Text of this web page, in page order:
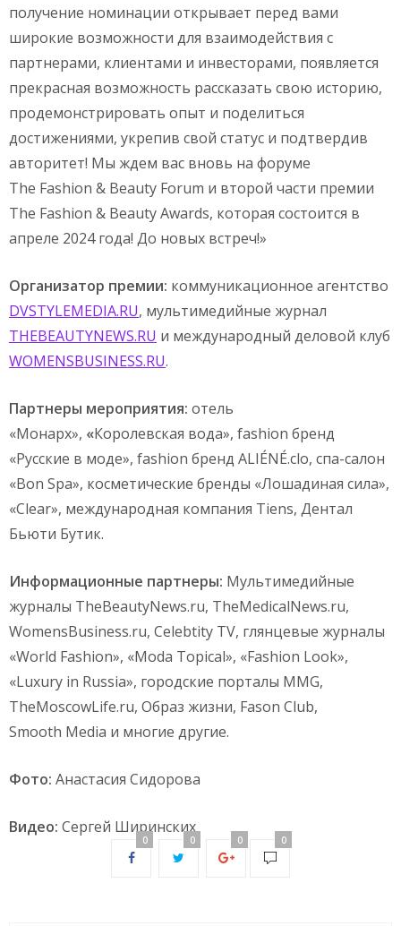
получение номинации открывает перед вами
широкие возможности для взаимодействия с
партнерами, клиентами и инвесторами, появляется
прекрасная возможность рассказать свою историю,
продемонстрировать опыт и поделиться
достижениями, укрепив свой статус и подтвердив
авторитет! Мы ждем вас вновь на форуме
The Fashion & Beauty Forum и второй части премии
The Fashion & Beauty Awards, которая состоится в
апреле 2024 года! До новых встреч!»
Организатор премии: коммуникационное агентство
DVSTYLEMEDIA.RU, мультимедийные журнал
THEBEAUTYNEWS.RU и международный деловой клуб
WOMENSBUSINESS.RU.
Партнеры мероприятия: отель
«Монарх», «Королевская вода», fashion бренд
«Русские в моде», fashion бренд ALIÉNÉ.clo, спа-салон
«Bon Spa», косметические бренды «Лошадиная сила»,
«Clear», международная компания Tiens, Дентал
Бьюти Бутик.
Информационные партнеры: Мультимедийные
журналы TheBeautyNews.ru, TheMedicalNews.ru,
WomensBusiness.ru, Celebtity TV, глянцевые журналы
«World Fashion», «Moda Topical», «Fashion Look»,
«Luxury in Russia», городские порталы MMG,
TheMoscowLife.ru, Образ жизни, Fason Club,
Smooth Media и многие другие.
Фото: Анастасия Сидорова
Видео: Сергей Ширинских
0 0 0 0